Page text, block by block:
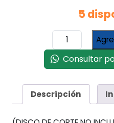
5
Amoladora
Inalambrica
Recargable
20
Versa
Naranja
Consultar
Descripción